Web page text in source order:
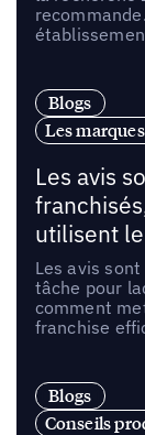
Blogs
Les
Les avis
utilisent
Les avis
tâche pour
comment
franchise
Blogs
Conseils